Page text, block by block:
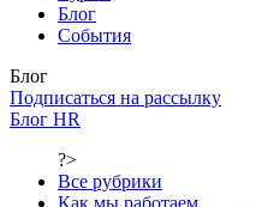
Блог
События
Блог
Подписаться на рассылку
Блог HR
?>
Все рубрики
Как мы работаем